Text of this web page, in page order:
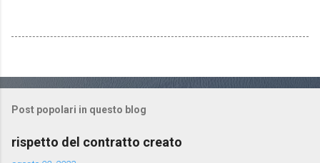
Post popolari in questo blog
rispetto del contratto creato